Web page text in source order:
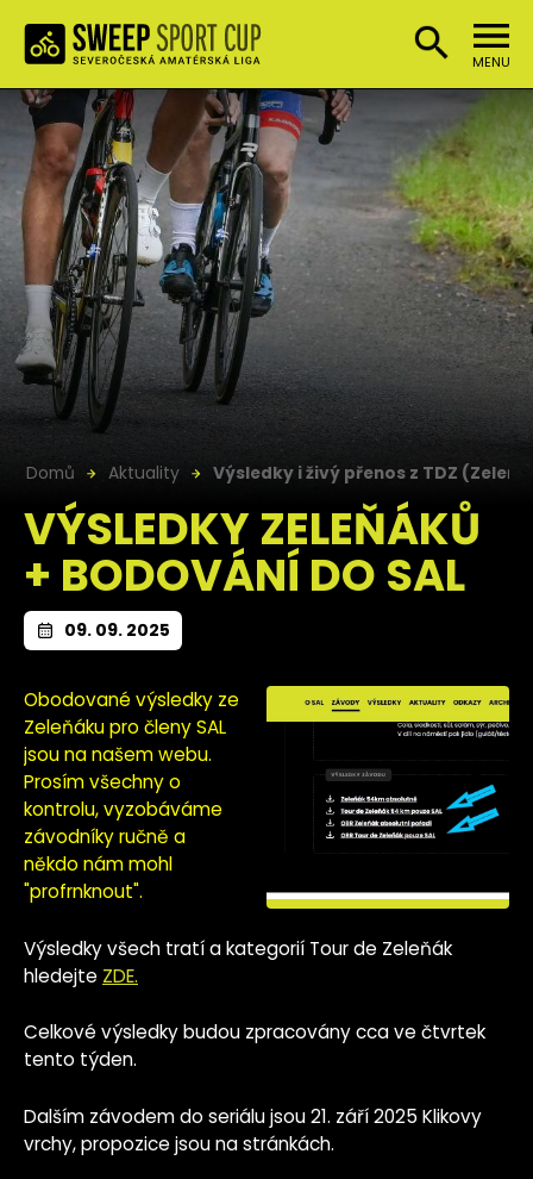
MENU
Domů Aktuality Výsledky i živý přenos z TDZ
VÝSLEDKY ZELEŇÁKŮ
+ BODOVÁNÍ DO SAL
09. 09. 2025
Obodované výsledky ze
Zeleňáku pro členy SAL
jsou na našem webu.
Prosím všechny o
kontrolu, vyzobáváme
závodníky ručně a
někdo nám mohl
"profrnknout".
Výsledky všech tratí a kategorií Tour de Zeleňák
hledejte ZDE.
Celkové výsledky budou zpracovány cca ve čtvrtek
tento týden.
Dalším závodem do seriálu jsou 21. září 2025 Klikovy
vrchy, propozice jsou na stránkách.